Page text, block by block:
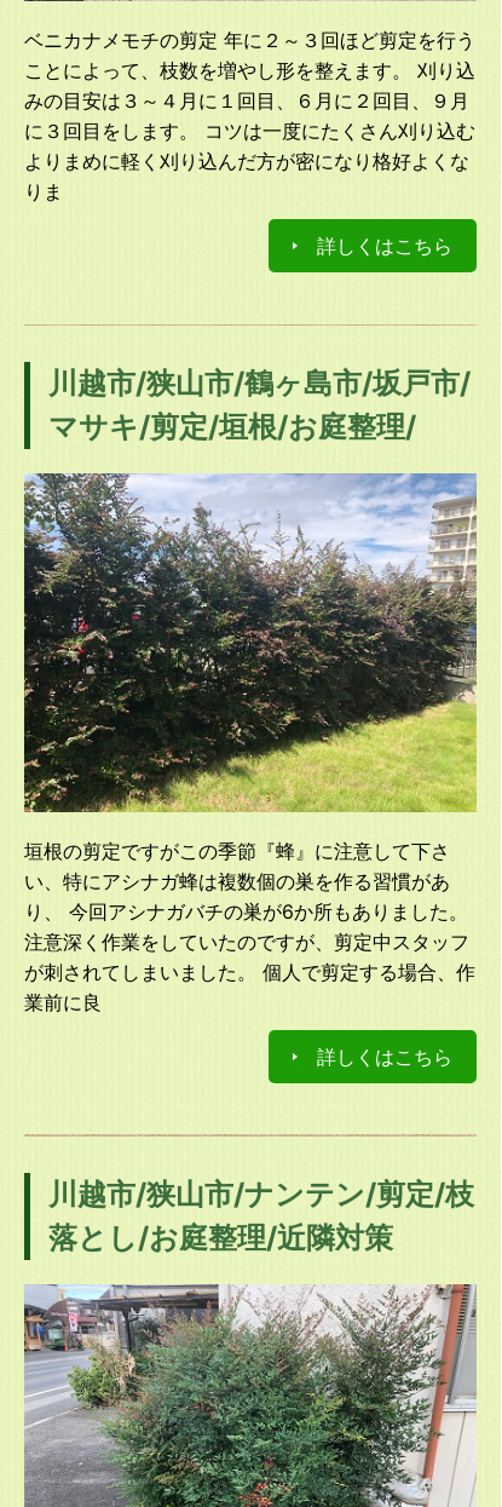
ベニカナメモチの剪定 年に２～３回ほど剪定を行う
ことによって、枝数を増やし形を整えます。 刈り込
みの目安は３～４月に１回目、６月に２回目、９月
に３回目をします。 コツは一度にたくさん刈り込む
よりまめに軽く刈り込んだ方が密になり格好よくな
りま
詳しくはこちら
川越市/狭山市/鶴ヶ島市/坂戸市/
マサキ/剪定/垣根/お庭整理/
垣根の剪定ですがこの季節『蜂』に注意して下さ
い、特にアシナガ蜂は複数個の巣を作る習慣があ
り、 今回アシナガバチの巣が6か所もありました。
注意深く作業をしていたのですが、剪定中スタッフ
が刺されてしまいました。 個人で剪定する場合、作
業前に良
詳しくはこちら
川越市/狭山市/ナンテン/剪定/枝
落とし/お庭整理/近隣対策